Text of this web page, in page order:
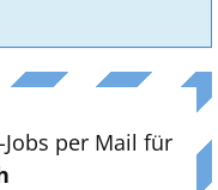
per Mail für